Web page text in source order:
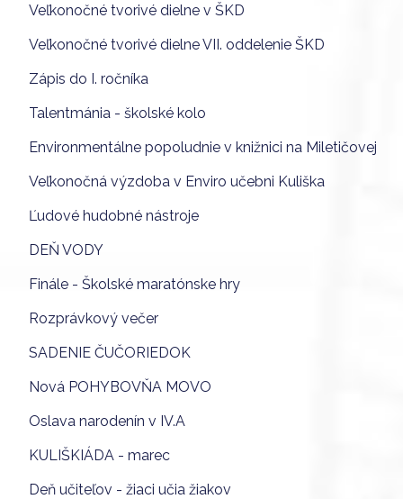
Veľkonočné tvorivé dielne v ŠKD
Veľkonočné tvorivé dielne VII. oddelenie ŠKD
Zápis do I. ročníka
Talentmánia - školské kolo
Environmentálne popoludnie v knižnici na Miletičovej
Veľkonočná výzdoba v Enviro učebni Kuliška
Ľudové hudobné nástroje
DEŇ VODY
Finále - Školské maratónske hry
Rozprávkový večer
SADENIE ČUČORIEDOK
Nová POHYBOVŇA MOVO
Oslava narodenín v IV.A
KULIŠKIÁDA - marec
Deň učiteľov - žiaci učia žiakov